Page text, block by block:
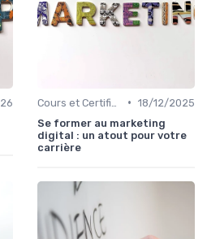
• 18/12/2025
Se former au marketing
digital : un atout pour votre
carrière